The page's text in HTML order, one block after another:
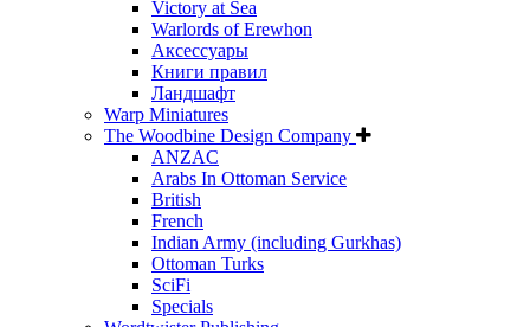
Victory at Sea
Warlords of Erewhon
Аксессуары
Книги правил
Ландшафт
Warp Miniatures
The Woodbine Design Company
ANZAC
Arabs In Ottoman Service
British
French
Indian Army (including Gurkhas)
Ottoman Turks
SciFi
Specials